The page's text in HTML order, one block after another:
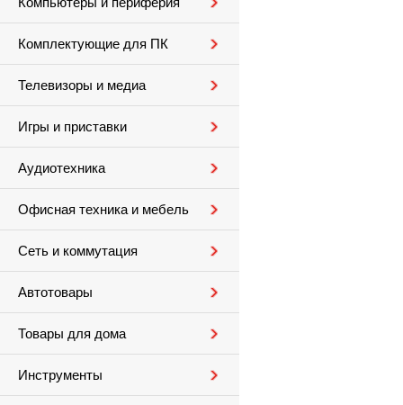
Комплектующие для ПК
Телевизоры и медиа
Игры и приставки
Аудиотехника
Офисная техника и мебель
Сеть и коммутация
Автотовары
Товары для дома
Инструменты